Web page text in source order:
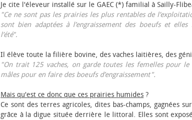
Je cite l'éleveur installé sur le GAEC (*) familial à Sailly-
"Ce ne sont pas les prairies les plus rentables de
sont bien adaptées à l’engraissement des bœufs et elles
l’été".
Il élève toute la filière bovine, des vaches laitières, des
"On trait 125 vaches, on garde toutes les femelles pour
mâles pour en faire des bœufs d’engraissement".
Mais qu'est ce donc que ces prairies humides ?
Ce sont des terres agricoles, dites bas-champs, gagnées
grâce à la digue située derrière le littoral. Elles sont